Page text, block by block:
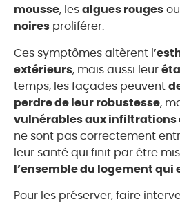
mousse, les algues rouges
noires proliférer.
Ces symptômes altèrent l’
extérieurs, mais aussi leur
temps, les façades peuvent
perdre de leur robustesse,
vulnérables aux infiltrations
ne sont pas correctement
leur santé qui finit par être
l’ensemble du logement qui
Pour les préserver, faire